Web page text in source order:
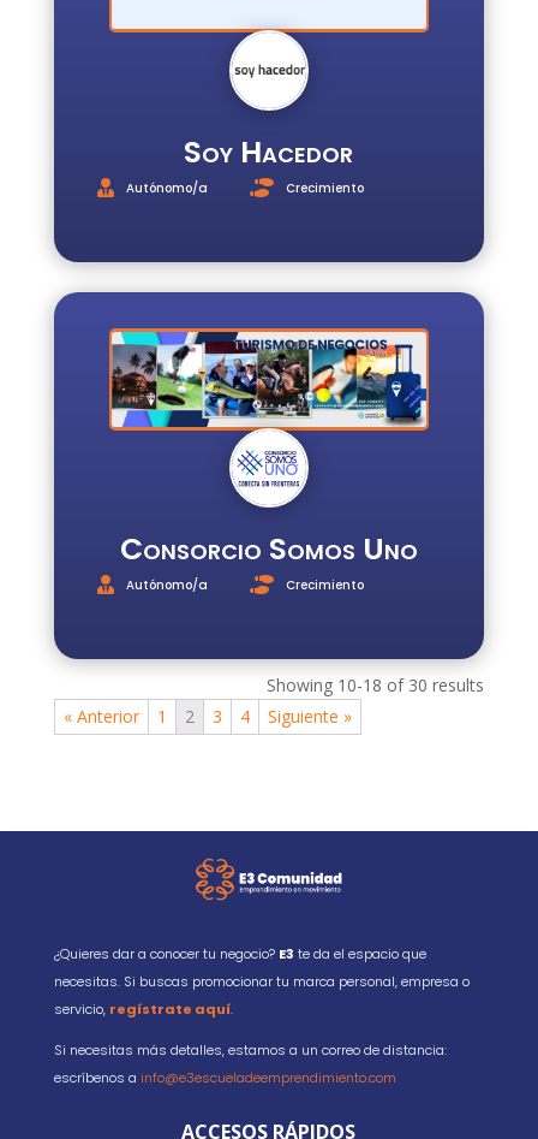
Soy Hacedor
Autónomo/a Crecimiento
Consorcio Somos Uno
Autónomo/a Crecimiento
Showing 10-18 of 30 results
« Anterior
1 2 3 4 Siguiente »
¿Quieres dar a conocer tu negocio? E3 te da el espacio que
necesitas. Si buscas promocionar tu marca personal, empresa o
servicio, regístrate aquí.
Si necesitas más detalles, estamos a un correo de distancia:
escríbenos a info@e3escueladeemprendimiento.com
ACCESOS RÁPIDOS